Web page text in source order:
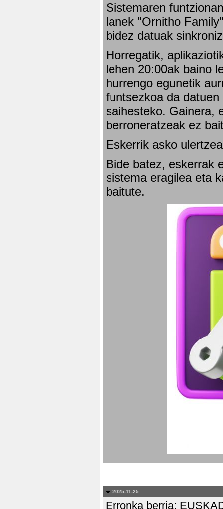
Sistemaren
lanek "Ornitho
bidez datuak
Horregatik,
lehen 20:00ak baino
hurrengo egunetik
funtsezkoa da
saihesteko. Gainera,
berroneratzeak ez
Eskerrik asko
Bide batez, eskerrak
sistema eragilea eta
baitute.
2025-11-25
Erronka berria: